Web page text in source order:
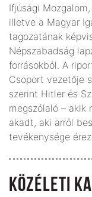
Ifjúsági
illetve a Magyar
tagozatának
Népszabadság
forrásokból. A
Csoport vezetője
szerint Hitler és
megszólaló –
akadt, aki arról
tevékenysége
KÖZÉLETI